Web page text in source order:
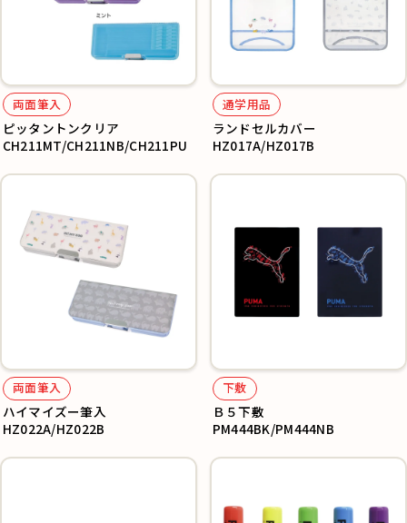
両面筆入
ピッタントンクリア
CH211MT/CH211NB/CH211PU
通学用品
ランドセルカバー
HZ017A/HZ017B
両面筆入
ハイマイズー筆入
HZ022A/HZ022B
下敷
Ｂ５下敷
PM444BK/PM444NB